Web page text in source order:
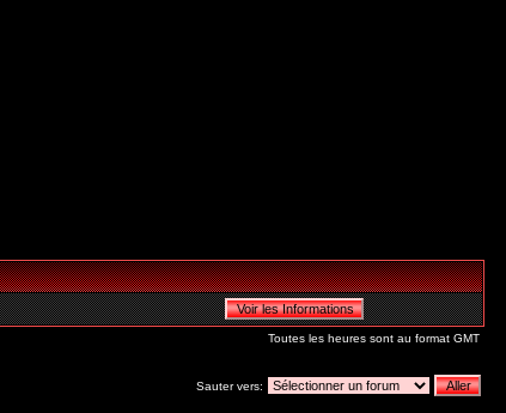
Toutes les heures sont au format GMT
Sauter vers: